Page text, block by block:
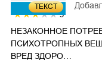
ТЕКСТ
3
НЕЗАКОННОЕ
ПСИХОТРОПНЫХ
ВРЕД ЗДОРО…